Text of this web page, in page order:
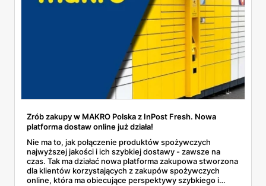
Zrób zakupy w MAKRO Polska z InPost Fresh. Nowa
platforma dostaw online już działa!
Nie ma to, jak połączenie produktów spożywczych
najwyższej jakości i ich szybkiej dostawy - zawsze na
czas. Tak ma działać nowa platforma zakupowa stworzona
dla klientów korzystających z zakupów spożywczych
online, która ma obiecujące perspektywy szybkiego i